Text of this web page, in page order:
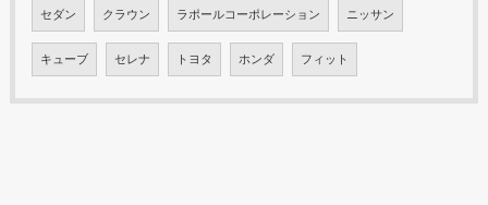
セダン クラウン ラポールコーポレーション ニッサン
キューブ セレナ トヨタ ホンダ フィット